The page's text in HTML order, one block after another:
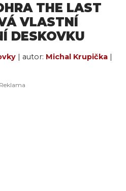
THE LAST
VLASTNÍ
DESKOVKU
| autor: Michal Krupička |